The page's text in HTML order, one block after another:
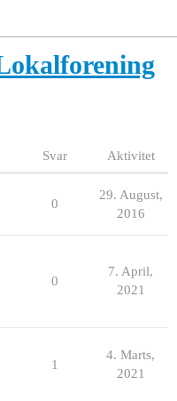
Svar Aktivitet
0
29. August,
2016
0
7. April,
2021
1
4. Marts,
2021